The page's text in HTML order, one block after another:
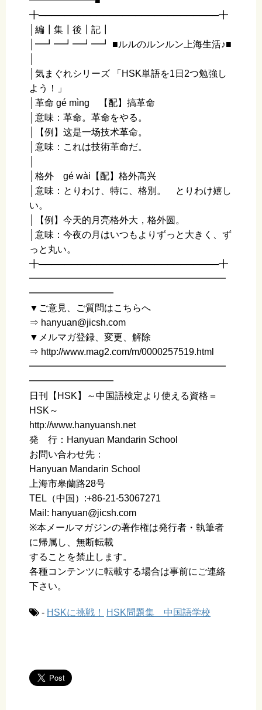
╋────────────────────────────╋
│編┃集┃後┃記┃
│━┛━┛━┛━┛ ■ルルのルンルン上海生活♪■
│気まぐれシリーズ 「HSK単語を1日2つ勉強し
よう！」
│革命 ɡé mìnɡ 【配】搞革命
│意味：革命。革命をやる。
│【例】这是一场技术革命。
│意味：これは技術革命だ。
│格外 ɡé wài【配】格外高兴
│意味：とりわけ、特に、格別。 とりわけ嬉し
い。
│【例】今天的月亮格外大，格外圆。
│意味：今夜の月はいつもよりずっと大きく、ず
っと丸い。
╋────────────────────────────╋
━━━━━━━━━━━━━━━━━━━━━
━━━━━━━━━
▼ご意見、ご質問はこちらへ
⇒ hanyuan@jicsh.com
▼メルマガ登録、変更、解除
⇒ http://www.mag2.com/m/0000257519.html
━━━━━━━━━━━━━━━━━━━━━
━━━━━━━━━
日刊【HSK】～中国語検定より使える資格＝
HSK～
http://www.hanyuansh.net
発 行：Hanyuan Mandarin School
お問い合わせ先：
Hanyuan Mandarin School
上海市皋蘭路28号
TEL（中国）:+86-21-53067271
Mail: hanyuan@jicsh.com
※本メールマガジンの著作権は発行者・執筆者
に帰属し、無断転載
することを禁止します。
各種コンテンツに転載する場合は事前にご連絡
下さい。
- HSKに挑戦！ HSK問題集 中国語学校